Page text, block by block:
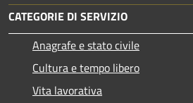
CATEGORIE DI SERVIZIO
Anagrafe e stato civile
Cultura e tempo libero
Vita lavorativa